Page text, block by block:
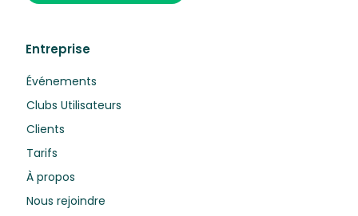
Entreprise
Événements
Clubs Utilisateurs
Clients
Tarifs
À propos
Nous rejoindre